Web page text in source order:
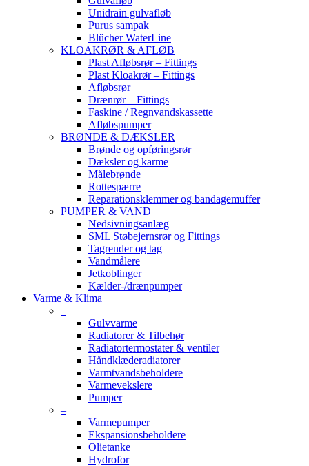
Unidrain gulvafløb
Purus sampak
Blücher WaterLine
KLOAKRØR & AFLØB
Plast Afløbsrør – Fittings
Plast Kloakrør – Fittings
Afløbsrør
Drænrør – Fittings
Faskine / Regnvandskassette
Afløbspumper
BRØNDE & DÆKSLER
Brønde og opføringsrør
Dæksler og karme
Målebrønde
Rottespærre
Reparationsklemmer og bandagemuffer
PUMPER & VAND
Nedsivningsanlæg
SML Støbejernsrør og Fittings
Tagrender og tag
Vandmålere
Jetkoblinger
Kælder-/drænpumper
Varme & Klima
–
Gulvvarme
Radiatorer & Tilbehør
Radiatortermostater & ventiler
Håndklæderadiatorer
Varmtvandsbeholdere
Varmevekslere
Pumper
–
Varmepumper
Ekspansionsbeholdere
Olietanke
Hydrofor